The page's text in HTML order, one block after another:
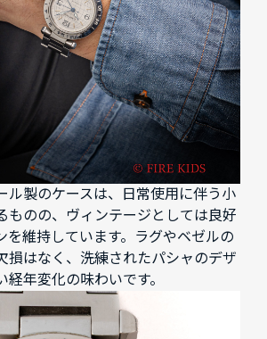
ル製のケースは、日常使用に伴う小
ものの、ヴィンテージとしては良好
を維持しています。ラグやベゼルの
損はなく、洗練されたパシャのデザ
年変化の味わいです。